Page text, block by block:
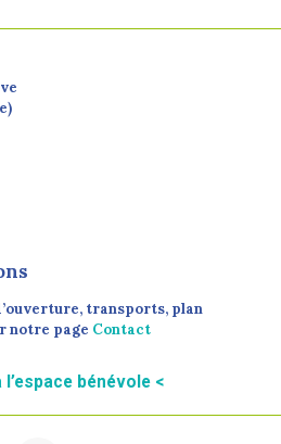
transports, plan
notre page Contact
l’espace bénévole <